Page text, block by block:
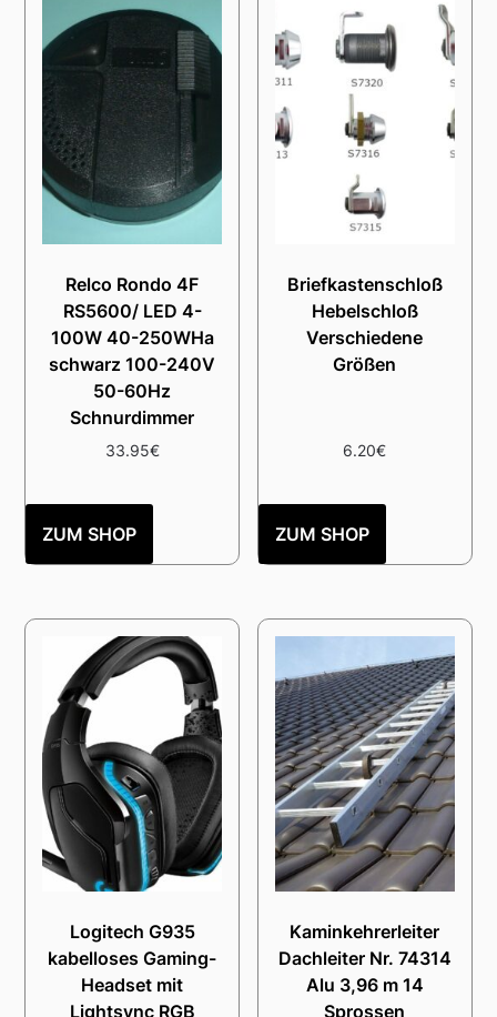
Relco Rondo 4F
RS5600/ LED 4-
100W 40-250WHa
schwarz 100-240V
50-60Hz
Schnurdimmer
33.95€
ZUM SHOP
Briefkastenschloß
Hebelschloß
Verschiedene
Größen
6.20€
ZUM SHOP
Logitech G935
kabelloses Gaming-
Headset mit
Lightsync RGB
Kaminkehrerleiter
Dachleiter Nr. 74314
Alu 3,96 m 14
Sprossen